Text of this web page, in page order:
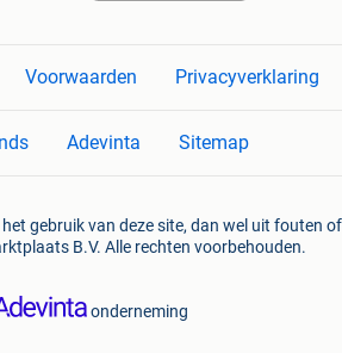
Voorwaarden Privacyverklaring
Adevinta Sitemap
gebruik van deze site, dan wel uit fouten
B.V. Alle rechten voorbehouden.
onderneming